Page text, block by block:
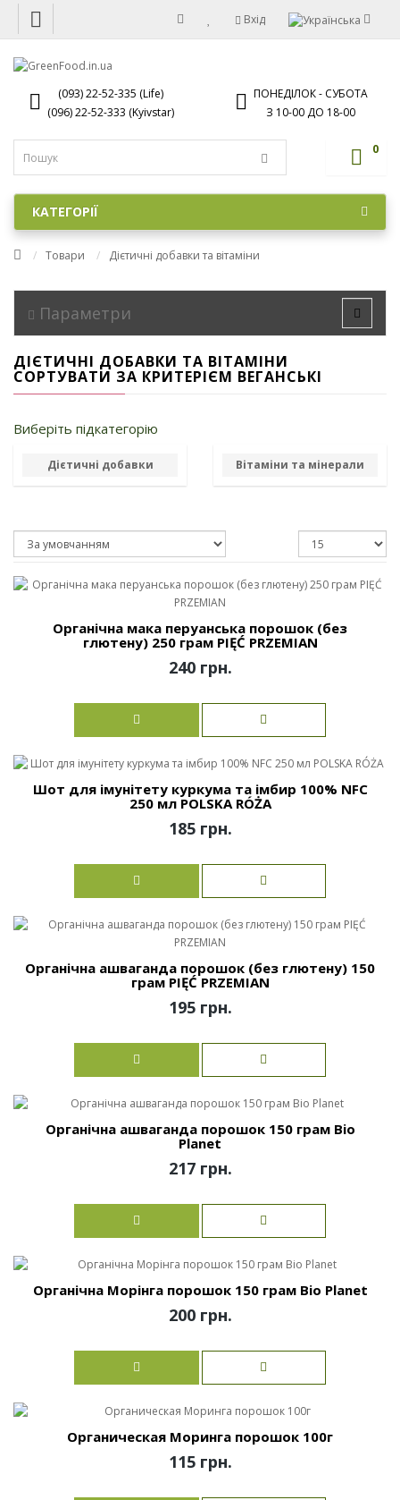
Вхід
(093) 22-52-335 (Life)
(096) 22-52-333 (Kyivstar)
ПОНЕДІЛОК - СУБОТА
З 10-00 ДО 18-00
0
КАТЕГОРІЇ
Товари Дієтичні добавки та вітаміни
Параметри
ДІЄТИЧНІ ДОБАВКИ ТА ВІТАМІНИ
СОРТУВАТИ ЗА КРИТЕРІЄМ ВЕГАНСЬКІ
Виберіть підкатегорію
Дієтичні добавки Вітаміни та мінерали
Органічна мака перуанська порошок (без
глютену) 250 грам PIĘĆ PRZEMIAN
240 грн.
Шот для імунітету куркума та імбир 100% NFC
250 мл POLSKA RÓŻA
185 грн.
Органічна ашваганда порошок (без глютену) 150
грам PIĘĆ PRZEMIAN
195 грн.
Органічна ашваганда порошок 150 грам Bio
Planet
217 грн.
Органічна Морінга порошок 150 грам Bio Planet
200 грн.
Органическая Моринга порошок 100г
115 грн.